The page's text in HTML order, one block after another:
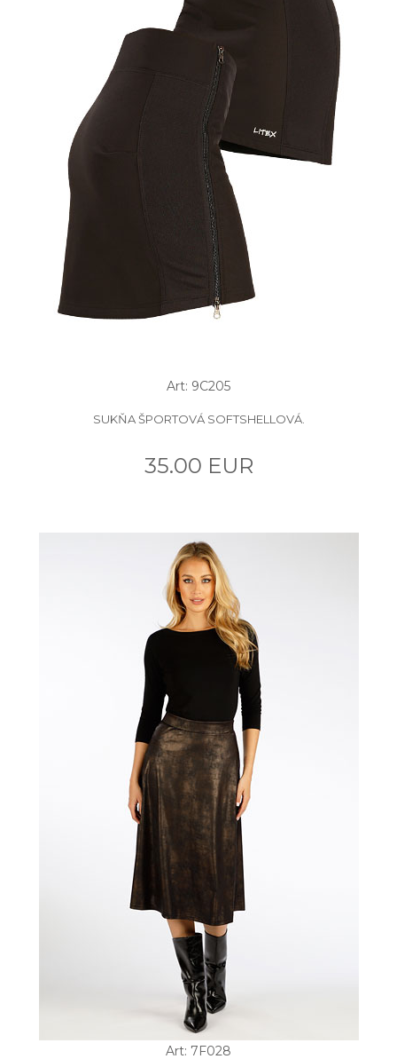
Art: 9C205
SUKŇA ŠPORTOVÁ SOFTSHELLOVÁ.
35.00 EUR
Art: 7F028